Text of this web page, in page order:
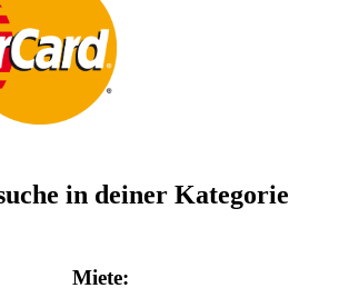
in deiner Kategorie
Miete: